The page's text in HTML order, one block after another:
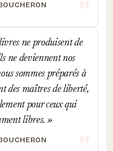
ne produisent de
ne deviennent nos
sommes préparés à
des maîtres de liberté,
pour ceux qui
libres.